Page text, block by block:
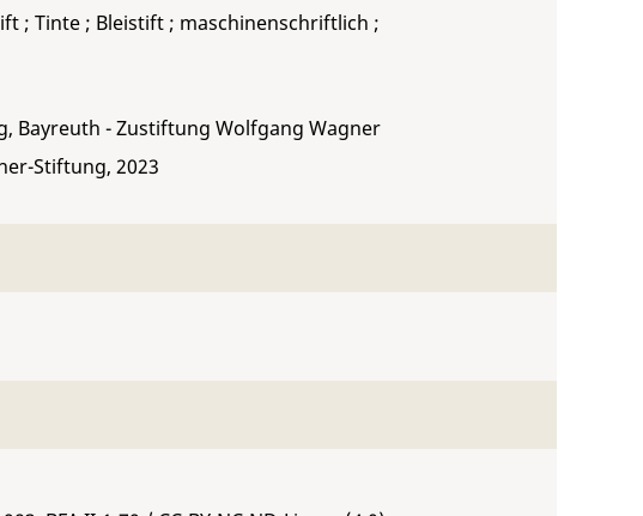
; Tinte ; Bleistift ; maschinenschriftlich ;
Bayreuth - Zustiftung Wolfgang Wagner
Stiftung, 2023